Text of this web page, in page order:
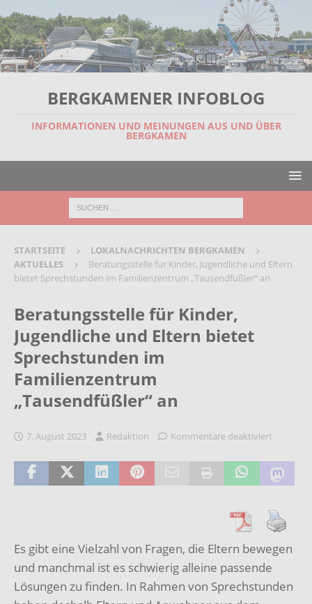
BERGKAMENER INFOBLOG
INFORMATIONEN UND MEINUNGEN AUS UND ÜBER
BERGKAMEN
STARTSEITE
LOKALNACHRICHTEN BERGKAMEN
AKTUELLES
Beratungsstelle für Kinder, Jugendliche und Eltern
bietet Sprechstunden im Familienzentrum „Tausendfüßler“ an
Beratungsstelle für Kinder,
Jugendliche und Eltern bietet
Sprechstunden im
Familienzentrum
„Tausendfüßler“ an
7. August 2023 Redaktion Kommentare deaktiviert
Es gibt eine Vielzahl von Fragen, die Eltern bewegen
und manchmal ist es schwierig alleine passende
Lösungen zu finden. In Rahmen von Sprechstunden